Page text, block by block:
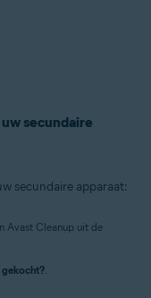
secundaire
secundaire apparaat:
Avast Cleanup uit de
gekocht?.